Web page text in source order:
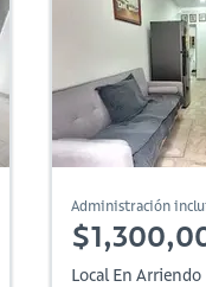
Administración
Local En Arriendo